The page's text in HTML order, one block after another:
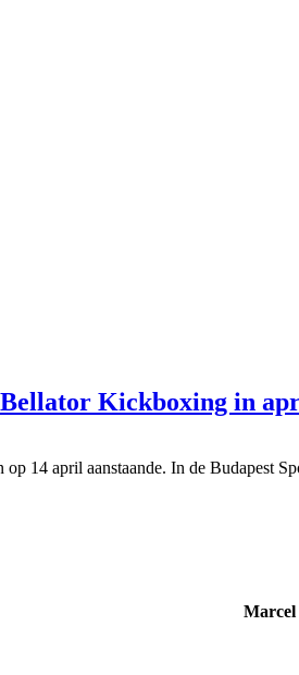
Kickboxing in
14 april aanstaande. In de Budapest